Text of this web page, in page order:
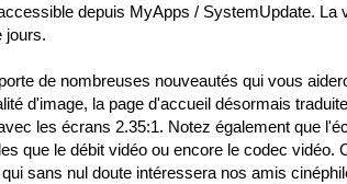
depuis MyApps / SystemUpdate. La
jours.
de nombreuses nouveautés qui vous
d'image, la page d'accueil désormais
les écrans 2.35:1. Notez également que
que le débit vidéo ou encore le codec
sans nul doute intéressera nos amis